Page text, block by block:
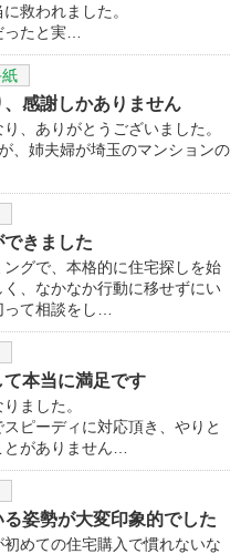
救われました。
たと実…
感謝しかありません
、ありがとうございました。
、姉夫婦が埼玉のマンションの
きました
グで、本格的に住宅探しを始
、なかなか行動に移せずにい
て相談をし…
本当に満足です
ました。
ピーディに対応頂き、やりと
がありません…
姿勢が大変印象的でした
めての住宅購入で慣れないな